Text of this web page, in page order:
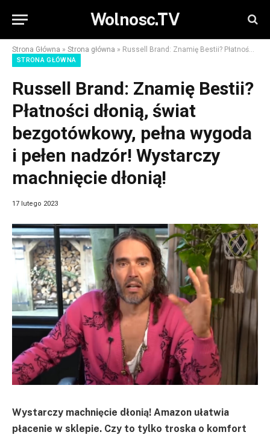
Wolnosc.TV
Strona Główna » Strona główna » Russell Brand: Znamię Bestii? Płatności dłonią, świat bezgotówkowy, pełna wygoda i pełen nadzór! Wystarczy machnięcie dłonią!
STRONA GŁÓWNA
Russell Brand: Znamię Bestii?
Płatności dłonią, świat
bezgotówkowy, pełna wygoda
i pełen nadzór! Wystarczy
machnięcie dłonią!
17 lutego 2023
Wystarczy machnięcie dłonią! Amazon ułatwia
płacenie w sklepie. Czy to tylko troska o komfort